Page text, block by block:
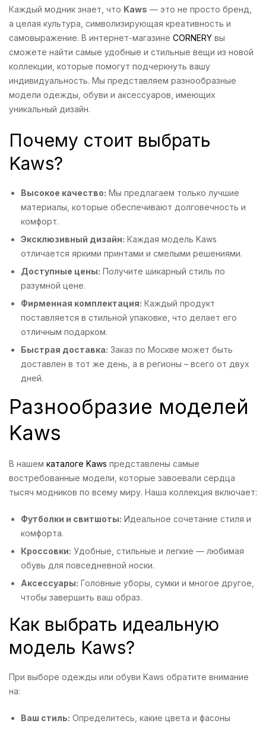
Каждый модник знает, что Kaws — это не просто бренд,
а целая культура, символизирующая креативность и
самовыражение. В интернет-магазине CORNERY вы
сможете найти самые удобные и стильные вещи из новой
коллекции, которые помогут подчеркнуть вашу
индивидуальность. Мы представляем разнообразные
модели одежды, обуви и аксессуаров, имеющих
уникальный дизайн.
Почему стоит выбрать
Kaws?
Высокое качество: Мы предлагаем только лучшие
материалы, которые обеспечивают долговечность и
комфорт.
Эксклюзивный дизайн: Каждая модель Kaws
отличается яркими принтами и смелыми решениями.
Доступные цены: Получите шикарный стиль по
разумной цене.
Фирменная комплектация: Каждый продукт
поставляется в стильной упаковке, что делает его
отличным подарком.
Быстрая доставка: Заказ по Москве может быть
доставлен в тот же день, а в регионы – всего от двух
дней.
Разнообразие моделей
Kaws
В нашем каталоге Kaws представлены самые
востребованные модели, которые завоевали сердца
тысяч модников по всему миру. Наша коллекция включает:
Футболки и свитшоты: Идеальное сочетание стиля и
комфорта.
Кроссовки: Удобные, стильные и легкие — любимая
обувь для повседневной носки.
Аксессуары: Головные уборы, сумки и многое другое,
чтобы завершить ваш образ.
Как выбрать идеальную
модель Kaws?
При выборе одежды или обуви Kaws обратите внимание
на:
Ваш стиль: Определитесь, какие цвета и фасоны